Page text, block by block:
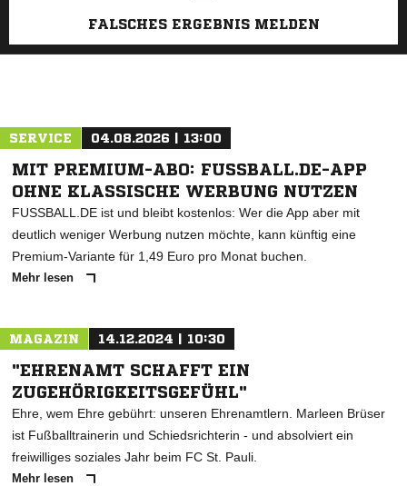
FALSCHES ERGEBNIS MELDEN
SERVICE 04.08.2026 | 13:00
MIT PREMIUM-ABO: FUSSBALL.DE-APP
OHNE KLASSISCHE WERBUNG NUTZEN
FUSSBALL.DE ist und bleibt kostenlos: Wer die App aber mit
deutlich weniger Werbung nutzen möchte, kann künftig eine
Premium-Variante für 1,49 Euro pro Monat buchen.
Mehr lesen
MAGAZIN 14.12.2024 | 10:30
"EHRENAMT SCHAFFT EIN
ZUGEHÖRIGKEITSGEFÜHL"
Ehre, wem Ehre gebührt: unseren Ehrenamtlern. Marleen Brüser
ist Fußballtrainerin und Schiedsrichterin - und absolviert ein
freiwilliges soziales Jahr beim FC St. Pauli.
Mehr lesen